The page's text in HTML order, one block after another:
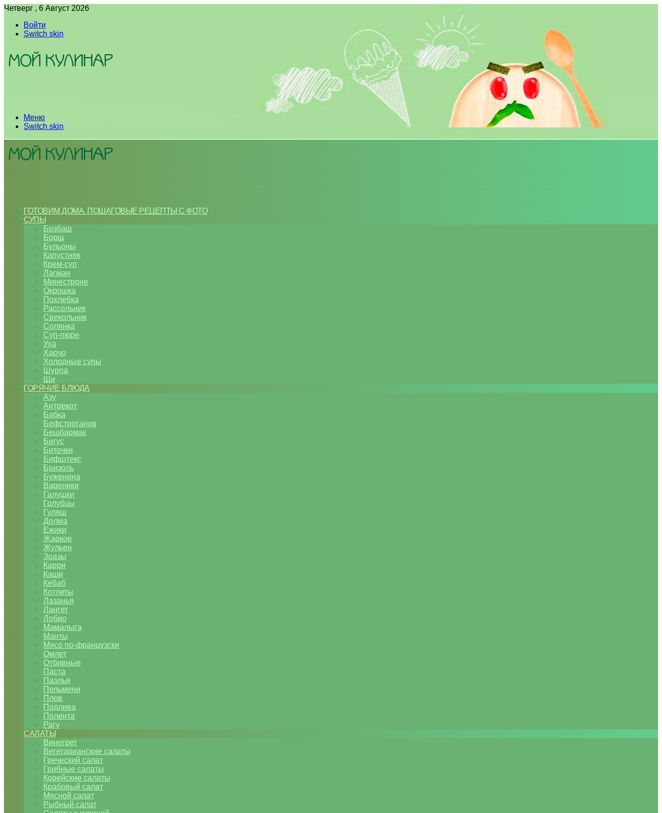
Четверг , 6 Август 2026
Войти
Switch skin
Меню
Switch skin
ГОТОВИМ ДОМА. ПОШАГОВЫЕ РЕЦЕПТЫ С ФОТО
СУПЫ
Бозбаш
Борщ
Бульоны
Капустняк
Крем-суп
Лагман
Минестроне
Окрошка
Похлебка
Рассольник
Свекольник
Солянка
Суп-пюре
Уха
Харчо
Холодные супы
Шурпа
Щи
ГОРЯЧИЕ БЛЮДА
Азу
Антрекот
Бабка
Бефстроганов
Бешбармак
Бигус
Биточки
Бифштекс
Бризоль
Буженина
Вареники
Галушки
Голубцы
Гуляш
Долма
Ежики
Жаркое
Жульен
Зразы
Карри
Каши
Кебаб
Котлеты
Лазанья
Лангет
Лобио
Мамалыга
Манты
Мясо по-французски
Омлет
Отбивные
Паста
Паэлья
Пельмени
Плов
Подлива
Полента
Рагу
САЛАТЫ
Винегрет
Вегетарианские салаты
Греческий салат
Грибные салаты
Корейские салаты
Крабовый салат
Мясной салат
Рыбный салат